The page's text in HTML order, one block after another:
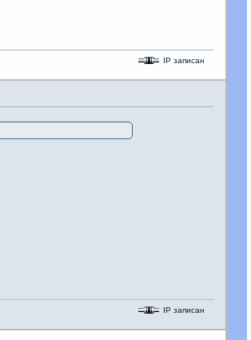
IP записан
IP записан